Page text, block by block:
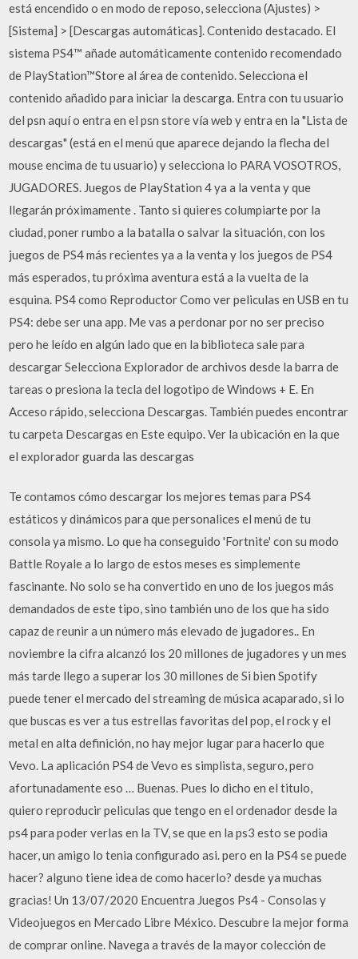
está encendido o en modo de reposo, selecciona (Ajustes) >
[Sistema] > [Descargas automáticas]. Contenido destacado. El
sistema PS4™ añade automáticamente contenido recomendado
de PlayStation™Store al área de contenido. Selecciona el
contenido añadido para iniciar la descarga. Entra con tu usuario
del psn aquí o entra en el psn store vía web y entra en la "Lista de
descargas" (está en el menú que aparece dejando la flecha del
mouse encima de tu usuario) y selecciona lo PARA VOSOTROS,
JUGADORES. Juegos de PlayStation 4 ya a la venta y que
llegarán próximamente . Tanto si quieres columpiarte por la
ciudad, poner rumbo a la batalla o salvar la situación, con los
juegos de PS4 más recientes ya a la venta y los juegos de PS4
más esperados, tu próxima aventura está a la vuelta de la
esquina. PS4 como Reproductor Como ver peliculas en USB en tu
PS4: debe ser una app. Me vas a perdonar por no ser preciso
pero he leído en algún lado que en la biblioteca sale para
descargar Selecciona Explorador de archivos desde la barra de
tareas o presiona la tecla del logotipo de Windows + E. En
Acceso rápido, selecciona Descargas. También puedes encontrar
tu carpeta Descargas en Este equipo. Ver la ubicación en la que
el explorador guarda las descargas
Te contamos cómo descargar los mejores temas para PS4
estáticos y dinámicos para que personalices el menú de tu
consola ya mismo. Lo que ha conseguido 'Fortnite' con su modo
Battle Royale a lo largo de estos meses es simplemente
fascinante. No solo se ha convertido en uno de los juegos más
demandados de este tipo, sino también uno de los que ha sido
capaz de reunir a un número más elevado de jugadores.. En
noviembre la cifra alcanzó los 20 millones de jugadores y un mes
más tarde llego a superar los 30 millones de Si bien Spotify
puede tener el mercado del streaming de música acaparado, si lo
que buscas es ver a tus estrellas favoritas del pop, el rock y el
metal en alta definición, no hay mejor lugar para hacerlo que
Vevo. La aplicación PS4 de Vevo es simplista, seguro, pero
afortunadamente eso … Buenas. Pues lo dicho en el titulo,
quiero reproducir peliculas que tengo en el ordenador desde la
ps4 para poder verlas en la TV, se que en la ps3 esto se podia
hacer, un amigo lo tenia configurado asi. pero en la PS4 se puede
hacer? alguno tiene idea de como hacerlo? desde ya muchas
gracias! Un 13/07/2020 Encuentra Juegos Ps4 - Consolas y
Videojuegos en Mercado Libre México. Descubre la mejor forma
de comprar online. Navega a través de la mayor colección de